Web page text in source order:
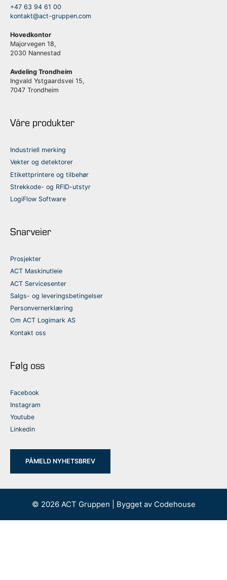
+47 63 94 61 00
kontakt@act-gruppen.com
Hovedkontor
Majorvegen 18,
2030 Nannestad
Avdeling Trondheim
Ingvald Ystgaardsvei 15,
7047 Trondheim
Våre produkter
Industriell merking
Vekter og detektorer
Etikettprintere og tilbehør
Strekkode- og RFID-utstyr
LogiFlow Software
Snarveier
Prosjekter
ACT Maskinutleie
ACT Servicesenter
Salgs- og leveringsbetingelser
Personvernerklæring
Om ACT Logimark AS
Kontakt oss
Følg oss
Facebook
Instagram
Youtube
Linkedin
PÅMELD NYHETSBREV
© 2026 ACT Gruppen | Bygget av Codehouse